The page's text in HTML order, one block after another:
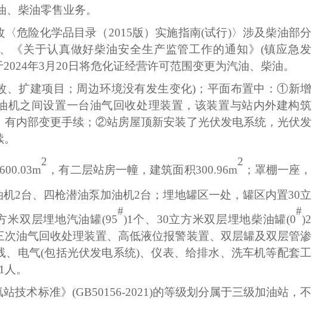
柴油零售业务。
危险化学品目录（ 2015版）实施指南(试行)〉涉及柴油部分
《关于认真做好柴油安全生产监管工作的通知》 (镇应急发
2024年3 月 20 日将危化证经营许可范围变更为汽油、柴油。
、扩建项目；周边环境没有发生变化) ； 平面布置中：①新增
机之间设置一台油气回收处理装置， 该装置与站内外建构筑
有内部变更手续 ；②站房屋顶新安装了光伏发电系统，光伏发
。
m
2
，有二层站房一幢，建筑面积300.96m
2
；罩棚一座，
机2台 四枪潜油泵加油机2台；埋地罐区一处，罐区内置30立
米双层埋地汽油罐(95
#
)1个、 30立方米双层埋地柴油罐(0
#
)2
次油气回收处理装置、 高低液位报警装置、双层罐及双层管渗
、电气(包括光伏发电系统)、仪表、给排水、 洗车机等配套工
1人。
技术标准》 (GB50156-2021)的等级划分属于三级加油站，不